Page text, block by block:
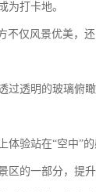
为打卡地。
仅风景优美，
透明的玻璃俯
验站在“空中”的
的一部分，提